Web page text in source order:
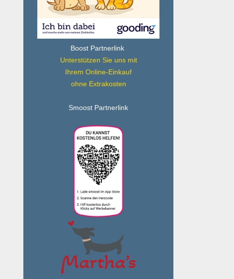
Boost Partnerlink
Unterstützen Sie uns mit
Ihrem Online-Einkauf
ohne Extrakosten
Smoost Partnerlink